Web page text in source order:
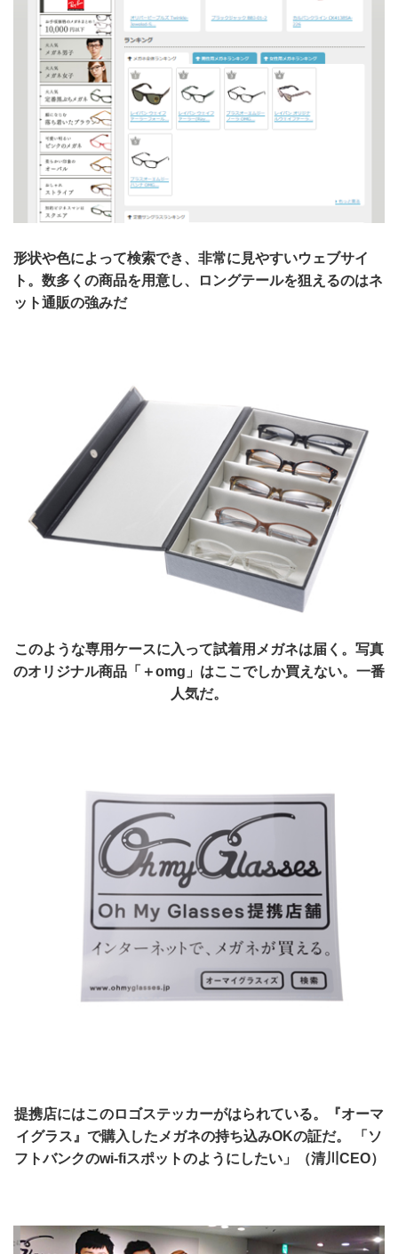
形状や色によって検索でき、非常に見やすいウェブサイ
ト。数多くの商品を用意し、ロングテールを狙えるのはネ
ット通販の強みだ
このような専用ケースに入って試着用メガネは届く。写真
のオリジナル商品「＋omg」はここでしか買えない。一番
人気だ。
提携店にはこのロゴステッカーがはられている。『オーマ
イグラス』で購入したメガネの持ち込みOKの証だ。 「ソ
フトバンクのwi-fiスポットのようにしたい」（清川CEO）